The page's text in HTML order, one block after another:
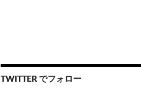
TWITTER でフォロー